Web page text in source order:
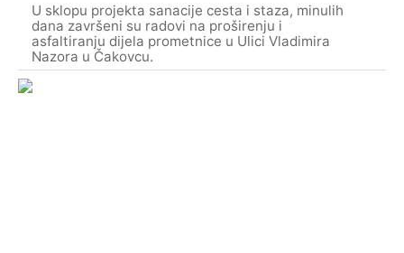
U sklopu projekta sanacije cesta i staza, minulih
dana završeni su radovi na proširenju i
asfaltiranju dijela prometnice u Ulici Vladimira
Nazora u Čakovcu.